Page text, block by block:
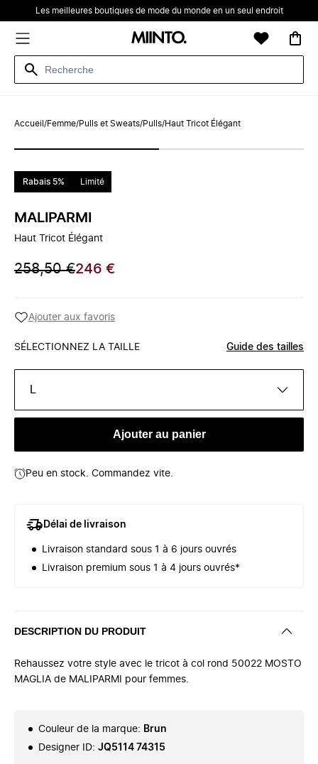
Les meilleures boutiques de mode du monde en un seul endroit
Accueil /Femme/Pulls et Sweats/Pulls/Haut Tricot Élégant
Rabais 5% Limité
MALIPARMI
Haut Tricot Élégant
258,50 €246 €
Ajouter aux favoris
SÉLECTIONNEZ LA TAILLE Guide des tailles
L
Ajouter au panier
Peu en stock. Commandez vite.
Délai de livraison
Livraison standard sous 1 à 6 jours ouvrés
Livraison premium sous 1 à 4 jours ouvrés*
DESCRIPTION DU PRODUIT
Rehaussez votre style avec le tricot à col rond 50022 MOSTO
MAGLIA de MALIPARMI pour femmes.
Couleur de la marque: Brun
Designer ID: JQ5114 74315